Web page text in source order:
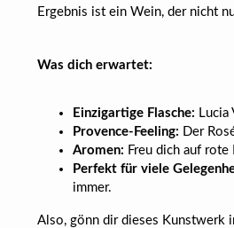
Ergebnis ist ein Wein, der nicht
Was dich erwartet:
Einzigartige Flasche: Lucia
Provence-Feeling: Der
Aromen: Freu dich auf
Perfekt für viele
immer.
Also, gönn dir dieses Kunstwerk